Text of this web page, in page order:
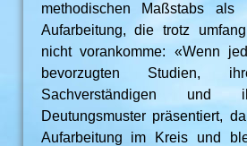
methodischen Maßstabs als
Aufarbeitung, die trotz
nicht vorankomme: «Wenn
bevorzugten Studien,
Sachverständigen und
Deutungsmuster präsentiert,
Aufarbeitung im Kreis und